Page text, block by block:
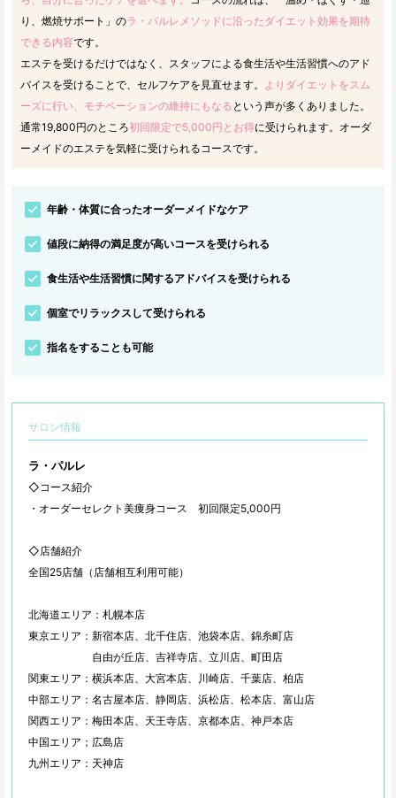
り、燃焼サポート」のラ・パルレメソッドに沿ったダイエット効果を期待
できる内容です。
エステを受けるだけではなく、スタッフによる食生活や生活習慣へのアド
バイスを受けることで、セルフケアを見直せます。
よりダイエットをスム
ーズに行い、モチベーションの維持にもなる という声が多くありました。
通常19,800円のところ初回限定で5,000円とお得に受けられます。オーダ
ーメイドのエステを気軽に受けられるコースです。
年齢・体質に合ったオーダーメイドなケア
値段に納得の満足度が高いコースを受けられる
食生活や生活習慣に関するアドバイスを受けられる
個室でリラックスして受けられる
指名をすることも可能
サロン情報
ラ・パルレ
◇コース紹介
・オーダーセレクト美痩身コース 初回限定5,000円
◇店舗紹介
全国25店舗（店舗相互利用可能）
北海道エリア：札幌本店
東京エリア：新宿本店、北千住店、池袋本店、錦糸町店
自由が丘店、吉祥寺店、立川店、町田店
関東エリア：横浜本店、大宮本店、川崎店、千葉店、柏店
中部エリア：名古屋本店、静岡店、浜松店、松本店、富山店
関西エリア：梅田本店、天王寺店、京都本店、神戸本店
中国エリア；広島店
九州エリア：天神店